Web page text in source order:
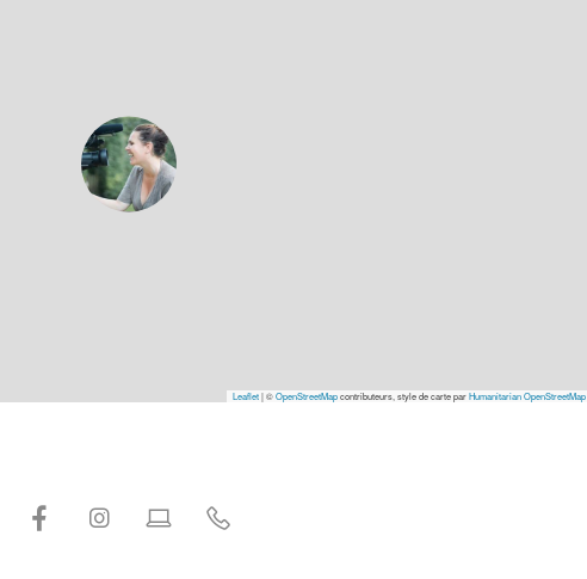
Leaflet|©OpenStreetMapcontributeurs, style de carte parHumanitarian OpenStreetMap